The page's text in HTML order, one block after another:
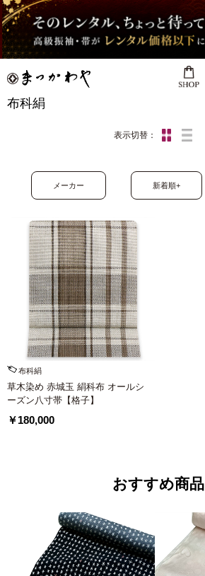
布科絹
表示切替：
メーカー 新着順+
布科絹
草木染め 赤城玉 絹科布 オールシ
ーズン八寸帯【格子】
￥180,000
おすすめ商品